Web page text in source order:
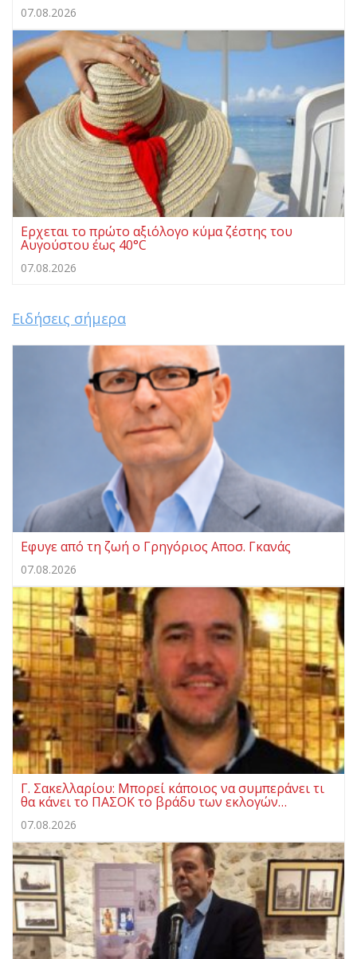
07.08.2026
Ερχεται το πρώτο αξιόλογο κύμα ζέστης του
Αυγούστου έως 40°C
07.08.2026
Ειδήσεις σήμερα
Eφυγε από τη ζωή ο Γρηγόριος Αποσ. Γκανάς
07.08.2026
Γ. Σακελλαρίου: Μπορεί κάποιος να συμπεράνει τι
θα κάνει το ΠΑΣΟΚ το βράδυ των εκλογών…
07.08.2026